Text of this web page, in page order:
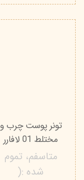
تونر پوست چرب و
مختلط 01 لافارر
متاسفم، تموم
شده :(